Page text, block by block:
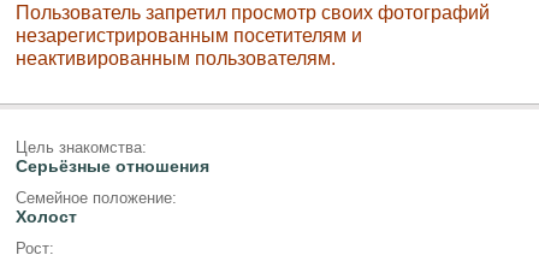
Пользователь запретил просмотр своих фотографий
незарегистрированным посетителям и
неактивированным пользователям.
Цель знакомства:
Серьёзные отношения
Семейное положение:
Холост
Рост: